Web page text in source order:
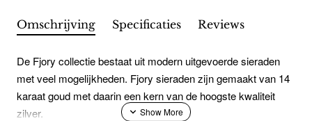
Omschrijving Specificaties Reviews
De Fjory collectie bestaat uit modern uitgevoerde sieraden
met veel mogelijkheden. Fjory sieraden zijn gemaakt van 14
karaat goud met daarin een kern van de hoogste kwaliteit
zilver.